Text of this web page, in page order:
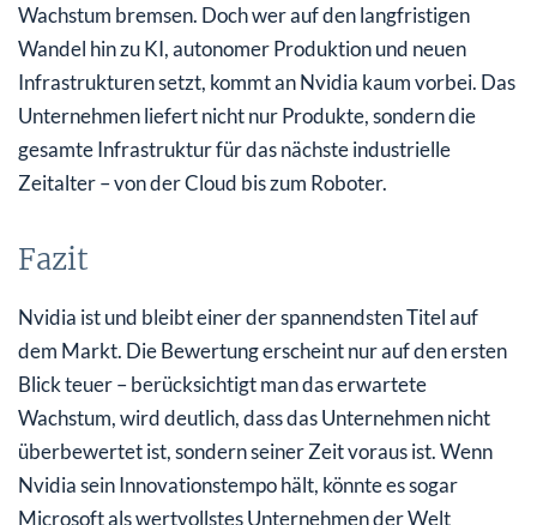
Wachstum bremsen. Doch wer auf den langfristigen
Wandel hin zu KI, autonomer Produktion und neuen
Infrastrukturen setzt, kommt an Nvidia kaum vorbei. Das
Unternehmen liefert nicht nur Produkte, sondern die
gesamte Infrastruktur für das nächste industrielle
Zeitalter – von der Cloud bis zum Roboter.
Fazit
Nvidia ist und bleibt einer der spannendsten Titel auf
dem Markt. Die Bewertung erscheint nur auf den ersten
Blick teuer – berücksichtigt man das erwartete
Wachstum, wird deutlich, dass das Unternehmen nicht
überbewertet ist, sondern seiner Zeit voraus ist. Wenn
Nvidia sein Innovationstempo hält, könnte es sogar
Microsoft als wertvollstes Unternehmen der Welt